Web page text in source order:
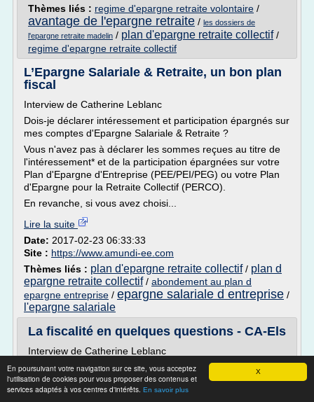
X
En poursuivant votre navigation sur ce site, vous acceptez
l'utilisation de cookies pour vous proposer des contenus et
services adaptés à vos centres d'intérêts. En savoir plus
Thèmes liés : regime d'epargne retraite volontaire /
avantage de l'epargne retraite / les dossiers de
l'epargne retraite madelin / plan d'epargne retraite collectif/
regime d'epargne retraite collectif
L’Epargne Salariale & Retraite, un bon plan
fiscal
Interview de Catherine Leblanc
Dois-je déclarer intéressement et participation épargnés sur
mes comptes d'Epargne Salariale & Retraite ?
Vous n'avez pas à déclarer les sommes reçues au titre de
l'intéressement* et de la participation épargnées sur votre
Plan d'Epargne d'Entreprise (PEE/PEI/PEG) ou votre Plan
d'Epargne pour la Retraite Collectif (PERCO).
En revanche, si vous avez choisi...
Lire la suite
Date: 2017-02-23 06:33:33
Site : https://www.amundi-ee.com
Thèmes liés : plan d'epargne retraite collectif/ plan d
epargne retraite collectif/ abondement au plan d
epargne entreprise / epargne salariale d entreprise /
l'epargne salariale
La fiscalité en quelques questions - CA-Els
Interview de Catherine Leblanc
Dois-je déclarer intéressement et participation épargnés
sur mes comptes d'Epargne Salariale & Retraite ?
Vous n'avez pas à déclarer les sommes reçues au titre de